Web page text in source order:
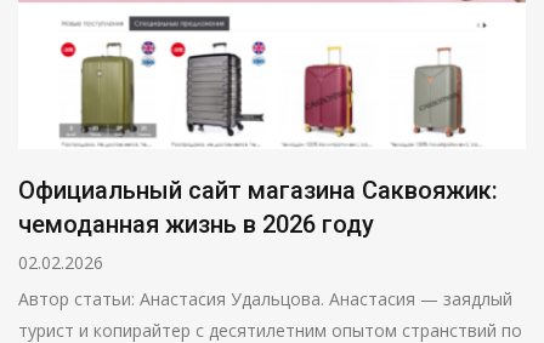
Официальный сайт магазина Саквояжик:
чемоданная жизнь в 2026 году
02.02.2026
Автор статьи: Анастасия Удальцова. Анастасия — заядлый
турист и копирайтер с десятилетним опытом странствий по